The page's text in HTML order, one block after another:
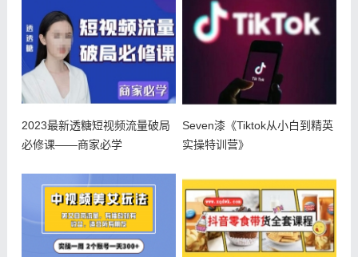
2023最新透糖短视频流量破局
必修课——商家必学
Seven漆《Tiktok从小白到精英
实操特训营》